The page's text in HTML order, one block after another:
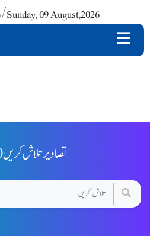
اتوار , 26 صفر 1448 ہجری (مدینہ منورہ)/ Sunday, 09 August,2026
(2156) تصاویر تلاش کریں